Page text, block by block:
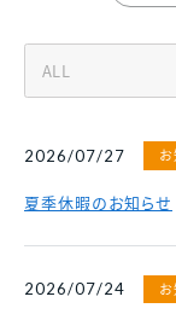
せ・ご質
わせ・ご
プレ
各種資料
せ・ご質問
組織図
中古マンション
マンスリー
マンション
賃貸
財務諸表
決算ハイライト
電子公告
採用情報
スポンサーシップ
2026/07/27
夏季休暇のお知らせ
2026/07/24